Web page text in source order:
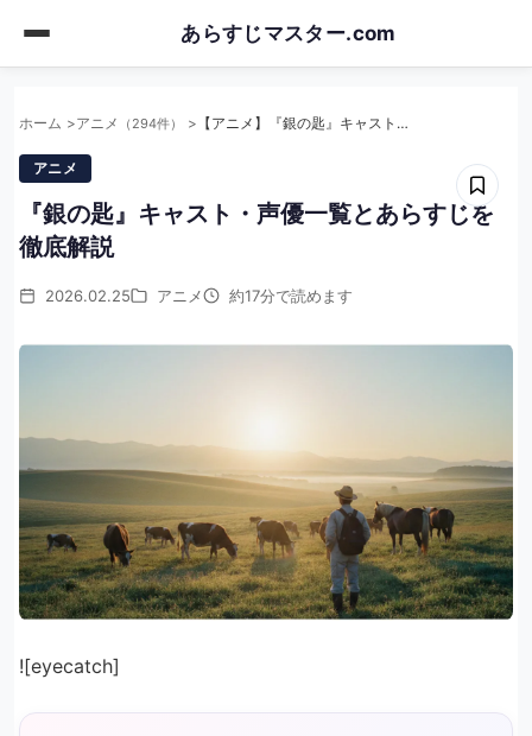
content
あらすじマスター.com
ホーム アニメ （294件） 【アニメ】『銀の匙』キャスト・声優一覧とあらすじを徹底解説
アニメ
『銀の匙』キャスト・声優一覧とあらすじを
徹底解説
2026.02.25 アニメ 約17分で読めます
![eyecatch]